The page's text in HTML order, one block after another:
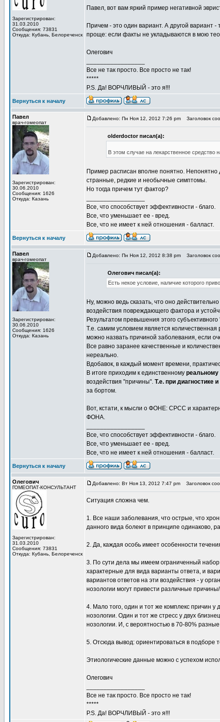
Зарегистрирован:
31.03.2010
Сообщения: 73831
Откуда: Кубань, Белореченск
Павел, вот вам яркий пример негативной
Причем - это один вариант. А другой вариант
проще: если факты не укладываются в мою
Олегович
Все не так просто. Все просто не так!
*****
P.S. Да! ВОРЧЛИВЫЙ - это я!!!
Вернуться к началу
Павел
врач-гомеопат
Зарегистрирован:
30.06.2010
Сообщения: 1626
Откуда: Казань
Добавлено: Пн Ноя 12, 2012 7:26 pm Заголовок
olderdoctor писал(а):
В этом случае на лекарственное средство
Пример расписан вполне понятно.
странные, редкие и необычные симптомы.
Но тогда причем тут фактор?
Все, что способствует эффективности - благо.
Все, что уменьшает ее - вред.
Все, что не имеет к ней отношения - балласт.
Вернуться к началу
Павел
врач-гомеопат
Зарегистрирован:
30.06.2010
Сообщения: 1626
Откуда: Казань
Добавлено: Пн Ноя 12, 2012 8:38 pm Заголовок
Олегович писал(а):
Есть некое условие, наличие которого
Ну, можно ведь сказать, что оно
воздействия повреждающего фактора и
Результатом превышения этого
Т.е. самим условием является
можно назвать причиной заболевания, если
Все равно заранее качественные и
нереально.
Вдобавок, в каждый момент времени,
В итоге приходим к единственному реальному
воздействия "причины". Т.е. при диагностике
за бортом.
Вот, кстати, к мысли о ФОНЕ: СРСС и
ФОНА.
Все, что способствует эффективности - благо.
Все, что уменьшает ее - вред.
Все, что не имеет к ней отношения - балласт.
Вернуться к началу
Олегович
ГОМЕОПАТ-КОНСУЛЬТАНТ
Зарегистрирован:
31.03.2010
Сообщения: 73831
Откуда: Кубань, Белореченск
Добавлено: Вт Ноя 13, 2012 7:47 pm Заголовок
Ситуация сложна чем.
1. Все наши заболевания, что острые, что
данного вида болеют в принципе одинаково,
2. Да, каждая особь имеет особенности
3. По сути дела мы имеем ограниченный
характерные для вида варианты ответа, и
вариантов ответов на эти воздействия - у
нозологии могут привести различные
4. Мало того, один и тот же комплекс причин
нозологии. Один и тот же стресс у двух
нозологии. И, с вероятностью в 70-80%
5. Отсюда вывод: ориентироваться в подборе
Этиологические данные можно с успехом
Олегович
Все не так просто. Все просто не так!
*****
P.S. Да! ВОРЧЛИВЫЙ - это я!!!